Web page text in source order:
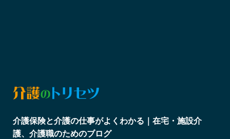
介護保険と介護の仕事がよくわかる｜在宅・施設介
護、介護職のためのブログ